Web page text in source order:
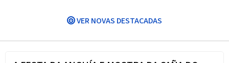
VER NOVAS DESTACADAS